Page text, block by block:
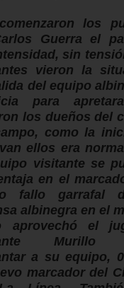
los
Guerra el
sin
vieron la
del equipo
para
los dueños del
como la
ellos era
visitante se
en el
fallo garrafal
albinegra en el
aprovechó el
Murillo
a su equipo,
marcador del